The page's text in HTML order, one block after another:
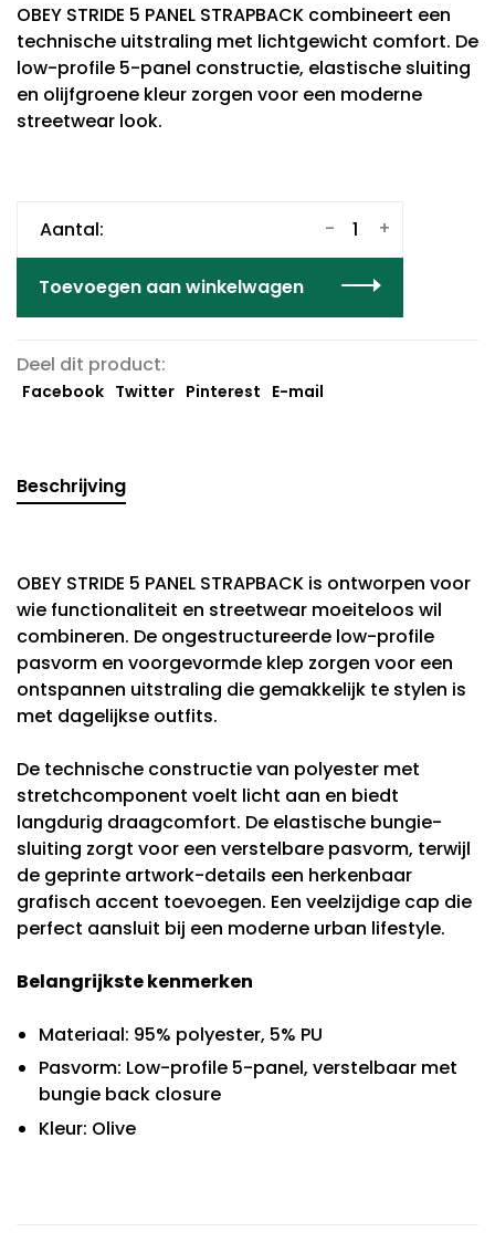
OBEY STRIDE 5 PANEL STRAPBACK combineert een
technische uitstraling met lichtgewicht comfort. De
low-profile 5-panel constructie, elastische sluiting
en olijfgroene kleur zorgen voor een moderne
streetwear look.
Aantal: +
-
Toevoegen aan winkelwagen
Deel dit product:
Facebook Twitter Pinterest E-mail
Beschrijving
OBEY STRIDE 5 PANEL STRAPBACK is ontworpen voor
wie functionaliteit en streetwear moeiteloos wil
combineren. De ongestructureerde low-profile
pasvorm en voorgevormde klep zorgen voor een
ontspannen uitstraling die gemakkelijk te stylen is
met dagelijkse outfits.
De technische constructie van polyester met
stretchcomponent voelt licht aan en biedt
langdurig draagcomfort. De elastische bungie-
sluiting zorgt voor een verstelbare pasvorm, terwijl
de geprinte artwork-details een herkenbaar
grafisch accent toevoegen. Een veelzijdige cap die
perfect aansluit bij een moderne urban lifestyle.
Belangrijkste kenmerken
Materiaal: 95% polyester, 5% PU
Pasvorm: Low-profile 5-panel, verstelbaar met
bungie back closure
Kleur: Olive